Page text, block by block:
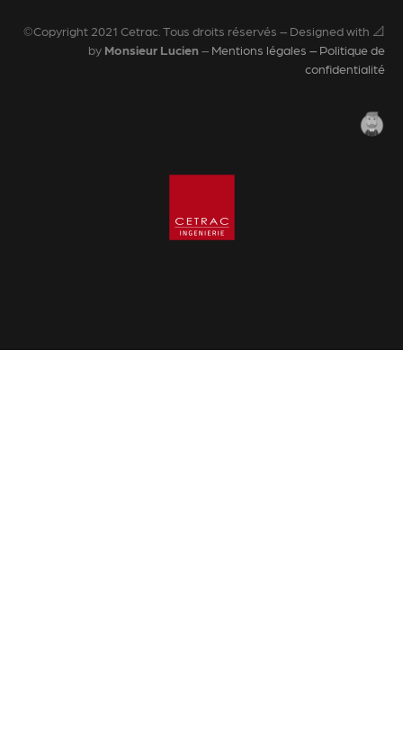
©Copyright 2021 Cetrac. Tous droits réservés – Designed with 📐
by Monsieur Lucien– Mentions légales – Politique de
confidentialité